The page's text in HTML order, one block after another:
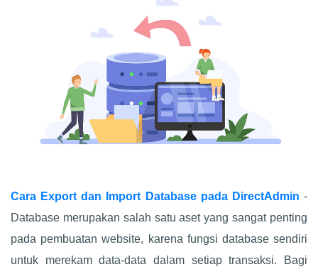
Cara Export dan Import Database pada DirectAdmin -
Database merupakan salah satu aset yang sangat penting
pada pembuatan website, karena fungsi database sendiri
untuk merekam data-data dalam setiap transaksi. Bagi